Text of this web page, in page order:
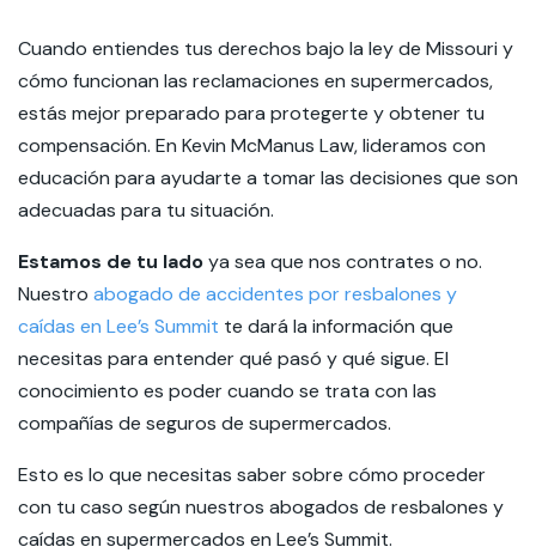
Cuando entiendes tus derechos bajo la ley de Missouri y
cómo funcionan las reclamaciones en supermercados,
estás mejor preparado para protegerte y obtener tu
compensación. En Kevin McManus Law, lideramos con
educación para ayudarte a tomar las decisiones que son
adecuadas para tu situación.
Estamos de tu ladoya sea que nos contrates o no.
Nuestro abogado de accidentes por resbalones y
caídas en Lee’s Summit te dará la información que
necesitas para entender qué pasó y qué sigue. El
conocimiento es poder cuando se trata con las
compañías de seguros de supermercados.
Esto es lo que necesitas saber sobre cómo proceder
con tu caso según nuestros abogados de resbalones y
caídas en supermercados en Lee’s Summit.